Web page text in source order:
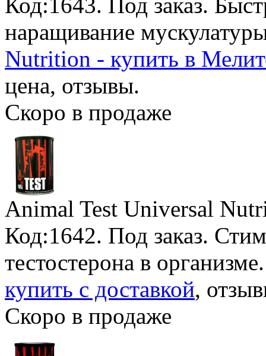
наращивание
Nutrition - купить в
цена, отзывы.
Скоро в продаже
Animal Test Universal
Код:1642. Под заказ.
тестостерона в
купить с доставкой,
Скоро в продаже